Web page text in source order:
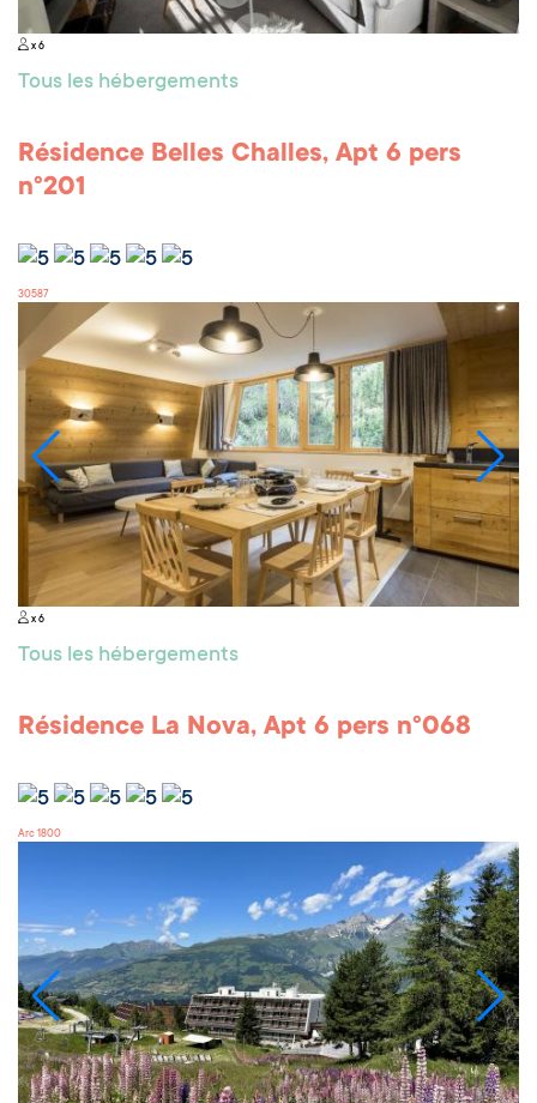
x 6
Tous les hébergements
Résidence Belles Challes, Apt 6 pers
n°201
30587
x 6
Tous les hébergements
Résidence La Nova, Apt 6 pers n°068
Arc 1800